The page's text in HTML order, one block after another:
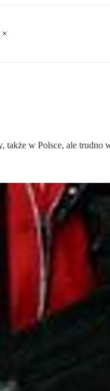
w Polsce, ale trudno